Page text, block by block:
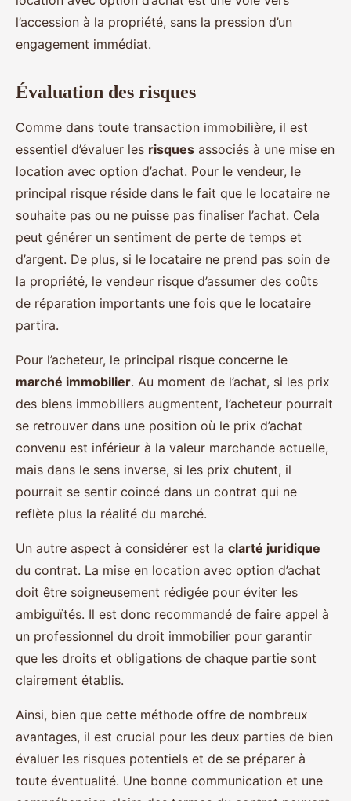
l’accession à la propriété, sans la pression d’un
engagement immédiat.
Évaluation des risques
Comme dans toute transaction immobilière, il est
essentiel d’évaluer les risques associés à une mise en
location avec option d’achat. Pour le vendeur, le
principal risque réside dans le fait que le locataire ne
souhaite pas ou ne puisse pas finaliser l’achat. Cela
peut générer un sentiment de perte de temps et
d’argent. De plus, si le locataire ne prend pas soin de
la propriété, le vendeur risque d’assumer des coûts
de réparation importants une fois que le locataire
partira.
Pour l’acheteur, le principal risque concerne le
marché immobilier. Au moment de l’achat, si les prix
des biens immobiliers augmentent, l’acheteur pourrait
se retrouver dans une position où le prix d’achat
convenu est inférieur à la valeur marchande actuelle,
mais dans le sens inverse, si les prix chutent, il
pourrait se sentir coincé dans un contrat qui ne
reflète plus la réalité du marché.
Un autre aspect à considérer est la clarté juridique
du contrat. La mise en location avec option d’achat
doit être soigneusement rédigée pour éviter les
ambiguïtés. Il est donc recommandé de faire appel à
un professionnel du droit immobilier pour garantir
que les droits et obligations de chaque partie sont
clairement établis.
Ainsi, bien que cette méthode offre de nombreux
avantages, il est crucial pour les deux parties de bien
évaluer les risques potentiels et de se préparer à
toute éventualité. Une bonne communication et une